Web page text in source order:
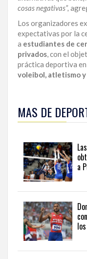
cosas negativas”,
Los organizadores
expectativas por la
a estudiantes de
privados, con el
práctica deportiva
voleibol, atletismo
día
con
principales
competiciones
atletas
del
país
en
sports
news
from
the
Dominican
MAS DE
a